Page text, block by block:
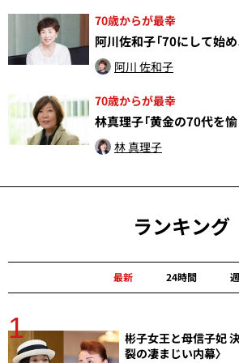
70歳からが最幸
阿川佐和子「70にして始め
阿川 佐和子
70歳からが最幸
林真理子「黄金の70代を
林 真理子
ランキング
最新 24時間
1
彬子女王と母信子妃
裂の凄まじい内幕〉